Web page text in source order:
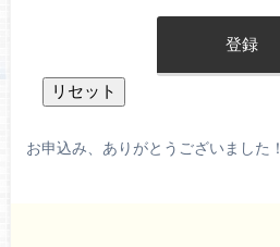
お申込み、ありがとうございました！